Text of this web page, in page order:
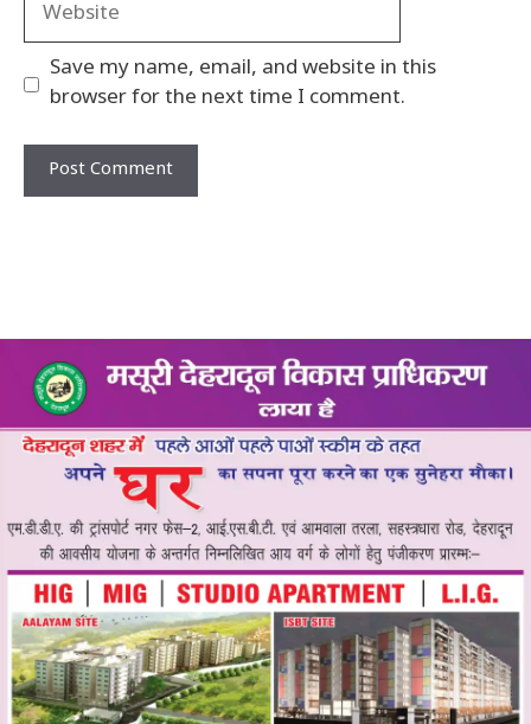
Save my name, email, and website in this
browser for the next time I comment.